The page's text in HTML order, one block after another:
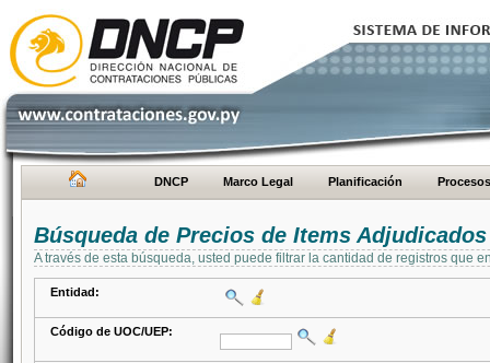
DNCP Marco Legal Planificación Procesos
Búsqueda de Precios de Items Adjudicados
A través de esta búsqueda, usted puede filtrar la cantidad de registros que
Entidad:
Código de UOC/UEP: